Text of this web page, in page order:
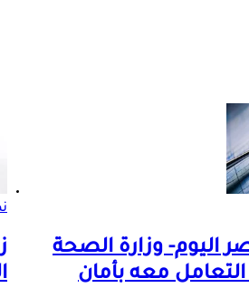
اليوم- وزارة الصحة
معه بأمان